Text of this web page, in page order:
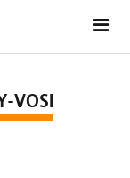
VOSI